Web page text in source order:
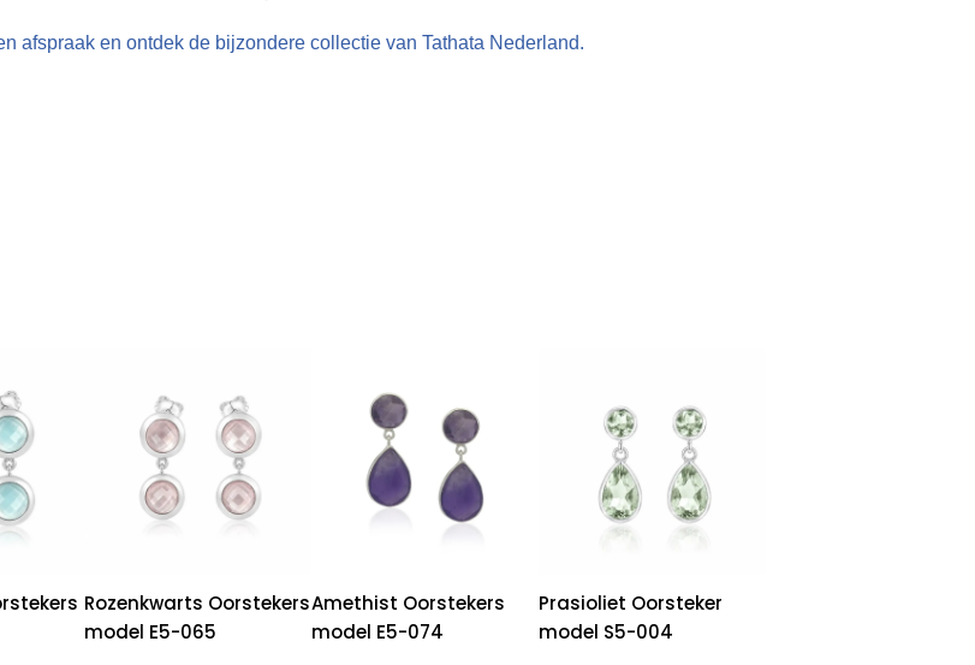
afspraak en ontdek de bijzondere collectie van Tathata Nederland.
Rozenkwarts Oorstekers
model E5-065
Amethist Oorstekers
model E5-074
Prasioliet Oorsteker
model S5-004